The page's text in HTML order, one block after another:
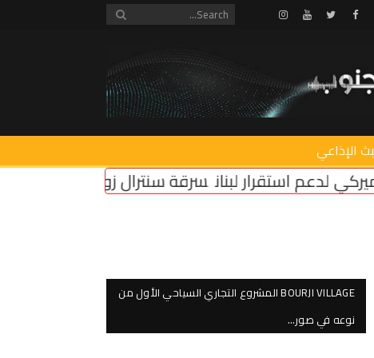
Facebook
Twitter
Youtube
Instagram
الإذاعي
سرقة سنترال زوق مكايل “روابط القطاع العام”:
BOURJI VILLAGE المشروع التجاري السياحي الأول من
نوعه في صور…